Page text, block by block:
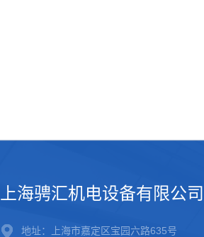
上海骋汇机电设备有限公司
地址：上海市嘉定区宝园六路635号